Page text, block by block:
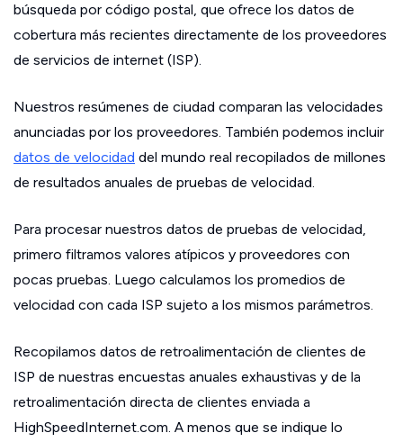
búsqueda por código postal, que ofrece los datos de
cobertura más recientes directamente de los proveedores
de servicios de internet (ISP).
Nuestros resúmenes de ciudad comparan las velocidades
anunciadas por los proveedores. También podemos incluir
datos de velocidad del mundo real recopilados de millones
de resultados anuales de pruebas de velocidad.
Para procesar nuestros datos de pruebas de velocidad,
primero filtramos valores atípicos y proveedores con
pocas pruebas. Luego calculamos los promedios de
velocidad con cada ISP sujeto a los mismos parámetros.
Recopilamos datos de retroalimentación de clientes de
ISP de nuestras encuestas anuales exhaustivas y de la
retroalimentación directa de clientes enviada a
HighSpeedInternet.com. A menos que se indique lo